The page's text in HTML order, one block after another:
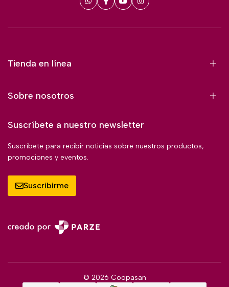
Tienda en línea
Sobre nosotros
Suscríbete a nuestro newsletter
Suscríbete para recibir noticias sobre nuestros productos,
promociones y eventos.
Suscribirme
© 2026 Coopasan